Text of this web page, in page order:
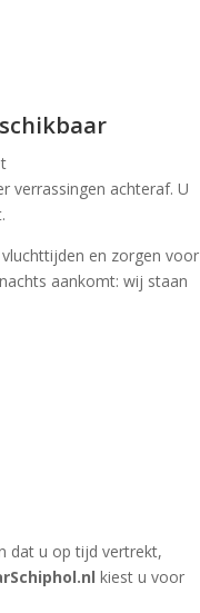
verrassingen achteraf. U
en zorgen voor
aankomt: wij staan
dat u op tijd vertrekt,
kiest u voor